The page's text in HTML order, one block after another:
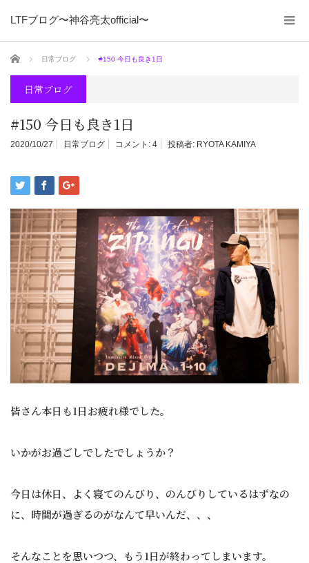
LTFブログ〜神谷亮太official〜
ホーム 日常ブログ #150 今日も良き1日
日常ブログ
#150 今日も良き1日
2020/10/27 日常ブログ コメント: 4 投稿者: RYOTA KAMIYA
皆さん本日も1日お疲れ様でした。
いかがお過ごしでしたでしょうか？
今日は休日、よく寝てのんびり、のんびりしているはずなの
に、時間が過ぎるのがなんて早いんだ、、、
そんなことを思いつつ、もう1日が終わってしまいます。